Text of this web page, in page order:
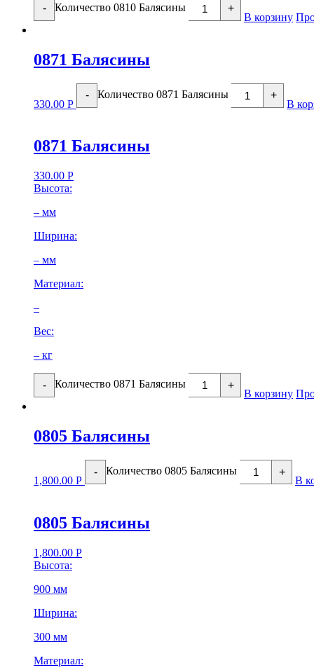
- Количество 0810 Балясины +
В корзину
0871 Балясины
330.00 Р
- Количество 0871 Балясины +
В
0871 Балясины
330.00 Р
Высота:
– мм
Ширина:
– мм
Материал:
–
Вес:
– кг
- Количество 0871 Балясины +
В корзину
0805 Балясины
1,800.00 Р
- Количество 0805 Балясины +
В
0805 Балясины
1,800.00 Р
Высота:
900 мм
Ширина:
300 мм
Материал: